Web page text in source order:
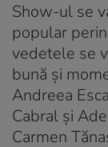
Show-ul se
popular
vedetele se
bună și
Andreea
Cabral și
Carmen